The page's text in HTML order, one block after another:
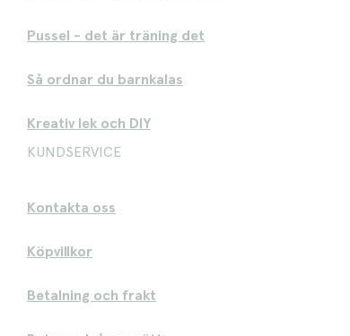
Pussel - det är träning det
Så ordnar du barnkalas
Kreativ lek och DIY
KUNDSERVICE
Kontakta oss
Köpvillkor
Betalning och frakt